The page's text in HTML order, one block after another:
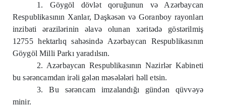
1. Göygöl dövlət qoruğunun və Azərbaycan
Respublikasının Xanlar, Daşkəsən və Goranboy rayonları
inzibati ərazilərinin əlavə olunan xəritədə göstərilmiş
12755 hektarlıq sahəsində Azərbaycan Respublikasının
Göygöl Milli Parkı yaradılsın.
2. Azərbaycan Respublikasının Nazirlər Kabineti
bu sərəncamdan irəli gələn məsələləri həll etsin.
3. Bu sərəncam imzalandığı gündən qüvvəyə
minir.